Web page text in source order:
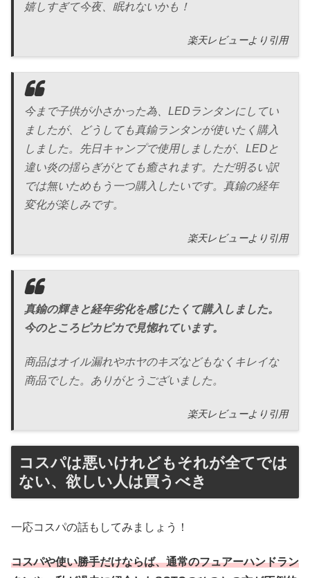
嬉しすぎて今夜、眠れないかも！
楽天レビューより引用
今まで子供が小さかった為、LEDランタンにしてい
ましたが、どうしても真鍮ランタンが使いたく購入
しました。先日キャンプで使用しましたが、LEDと
違い炎の揺らぎがとても癒されます。ただ明るい訳
では無いためもう一つ購入したいです。真鍮の経年
変化が楽しみです。
楽天レビューより引用
真鍮の輝きと経年劣化を感じたくて購入しました。
今のところピカピカで見惚れています。
商品はオイル漏れやホヤのキズなどもなくキレイな
商品でした。ありがとうございました。
楽天レビューより引用
コスパは悪いけれどもそれが全てでは
ない、欲しい人は買うべき
一応コスパの話もしてみましょう！
コスパや使い勝手だけならば、通常のフュアーハンドラン